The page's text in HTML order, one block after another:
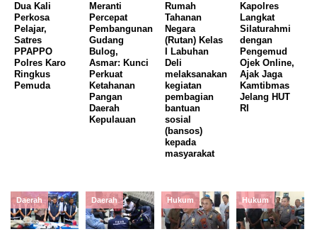
Dua Kali
Perkosa
Pelajar,
Satres
PPAPPO
Polres Karo
Ringkus
Pemuda
Meranti
Percepat
Pembangunan
Gudang
Bulog,
Asmar: Kunci
Perkuat
Ketahanan
Pangan
Daerah
Kepulauan
Rumah
Tahanan
Negara
(Rutan) Kelas
I Labuhan
Deli
melaksanakan
kegiatan
pembagian
bantuan
sosial
(bansos)
kepada
masyarakat
Kapolres
Langkat
Silaturahmi
dengan
Pengemud
Ojek Online,
Ajak Jaga
Kamtibmas
Jelang HUT
RI
Daerah Daerah Hukum Hukum